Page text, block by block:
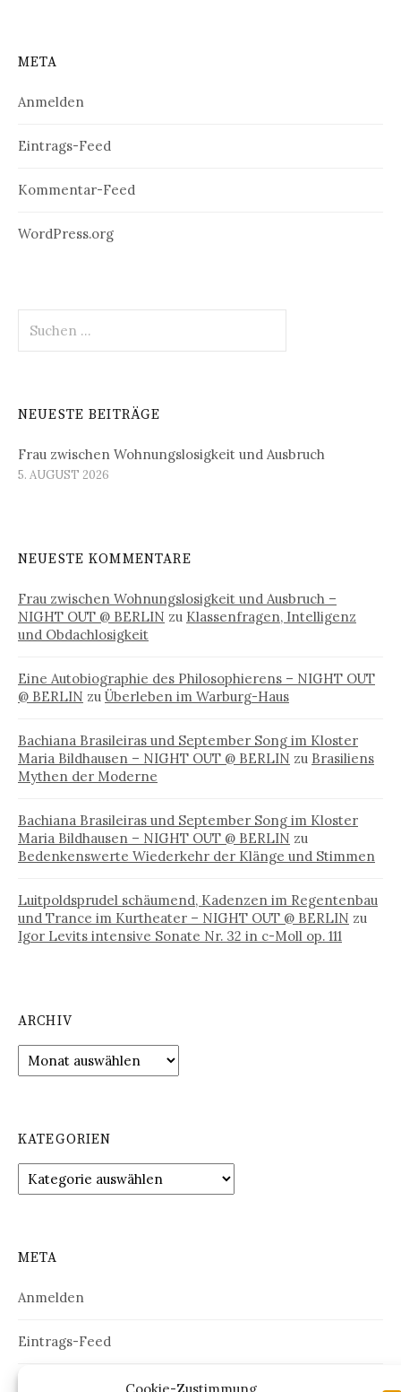
META
Anmelden
Eintrags-Feed
Kommentar-Feed
WordPress.org
nach:
NEUESTE BEITRÄGE
Frau zwischen Wohnungslosigkeit und Ausbruch
5. AUGUST 2026
NEUESTE KOMMENTARE
Frau zwischen Wohnungslosigkeit und Ausbruch –
NIGHT OUT @ BERLIN zu Klassenfragen, Intelligenz
und Obdachlosigkeit
Eine Autobiographie des Philosophierens – NIGHT OUT
@ BERLIN zu Überleben im Warburg-Haus
Bachiana Brasileiras und September Song im Kloster
Maria Bildhausen – NIGHT OUT @ BERLIN zu Brasiliens
Mythen der Moderne
Bachiana Brasileiras und September Song im Kloster
Maria Bildhausen – NIGHT OUT @ BERLIN zu
Bedenkenswerte Wiederkehr der Klänge und Stimmen
Luitpoldsprudel schäumend, Kadenzen im Regentenbau
und Trance im Kurtheater – NIGHT OUT @ BERLIN zu
Igor Levits intensive Sonate Nr. 32 in c-Moll op. 111
ARCHIV
Archiv
KATEGORIEN
Kategorien
META
Anmelden
Eintrags-Feed
Kommentar-Feed